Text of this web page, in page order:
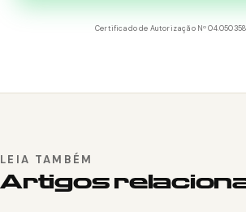
Certificado de Autorização Nº
LEIA TAMBÉM
Artigos